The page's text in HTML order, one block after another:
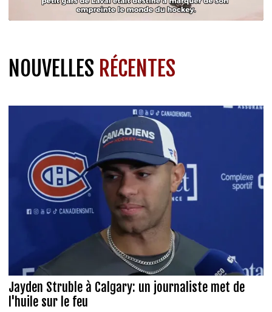
NOUVELLES RÉCENTES
Jayden Struble à Calgary: un journaliste met de
l'huile sur le feu